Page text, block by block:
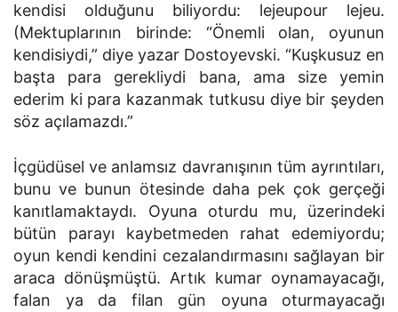
kendisi olduğunu biliyordu: lejeupour lejeu.
(Mektuplarının birinde: “Önemli olan, oyunun
kendisiydi,” diye yazar Dostoyevski. “Kuşkusuz en
başta para gerekliydi bana, ama size yemin
ederim ki para kazanmak tutkusu diye bir şeyden
söz açılamazdı.”
İçgüdüsel ve anlamsız davranışının tüm ayrıntıları,
bunu ve bunun ötesinde daha pek çok gerçeği
kanıtlamaktaydı. Oyuna oturdu mu, üzerindeki
bütün parayı kaybetmeden rahat edemiyordu;
oyun kendi kendini cezalandırmasını sağlayan bir
araca dönüşmüştü. Artık kumar oynamayacağı,
falan ya da filan gün oyuna oturmayacağı